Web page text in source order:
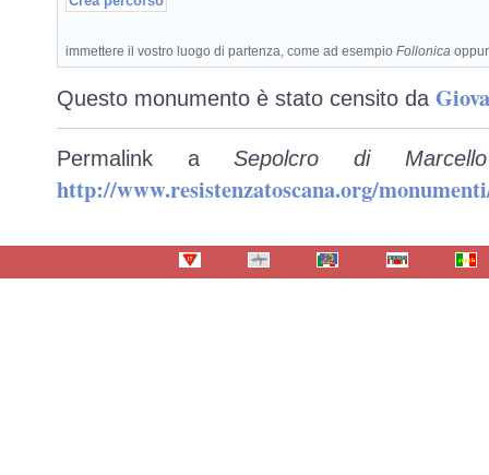
immettere il vostro luogo di partenza, come ad esempio Follonica
Questo monumento è stato censito da
Permalink aSepolcro di
http://www.resistenzatoscana.org/